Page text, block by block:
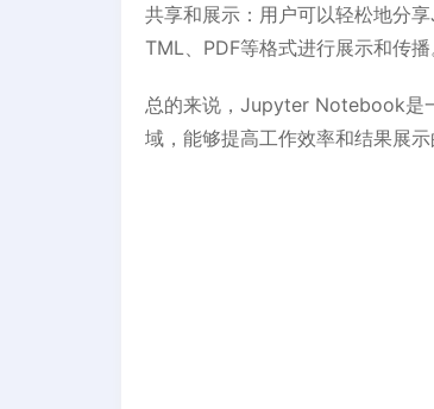
共享和展示：用户可以轻松地分
TML、PDF等格式进行展示和传播
总的来说，Jupyter Notebook是
域，能够提高工作效率和结果展示